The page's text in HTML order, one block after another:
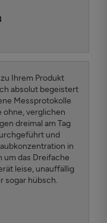
Ihrem Produkt
absolut begeistert
Messprotokolle
ohne, verglichen
dreimal am Tag
und
in
das Dreifache
leise, unauffällig
sogar hübsch.